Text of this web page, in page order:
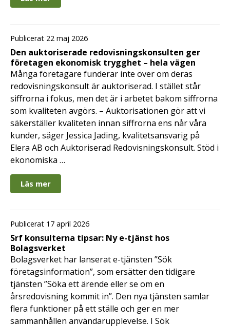
Publicerat 22 maj 2026
Den auktoriserade redovisningskonsulten ger
företagen ekonomisk trygghet – hela vägen
Många företagare funderar inte över om deras
redovisningskonsult är auktoriserad. I stället står
siffrorna i fokus, men det är i arbetet bakom siffrorna
som kvaliteten avgörs. – Auktorisationen gör att vi
säkerställer kvaliteten innan siffrorna ens når våra
kunder, säger Jessica Jading, kvalitetsansvarig på
Elera AB och Auktoriserad Redovisningskonsult. Stöd i
ekonomiska …
Läs mer
Publicerat 17 april 2026
Srf konsulterna tipsar: Ny e-tjänst hos
Bolagsverket
Bolagsverket har lanserat e-tjänsten ”Sök
företagsinformation”, som ersätter den tidigare
tjänsten ”Söka ett ärende eller se om en
årsredovisning kommit in”. Den nya tjänsten samlar
flera funktioner på ett ställe och ger en mer
sammanhållen användarupplevelse. I Sök